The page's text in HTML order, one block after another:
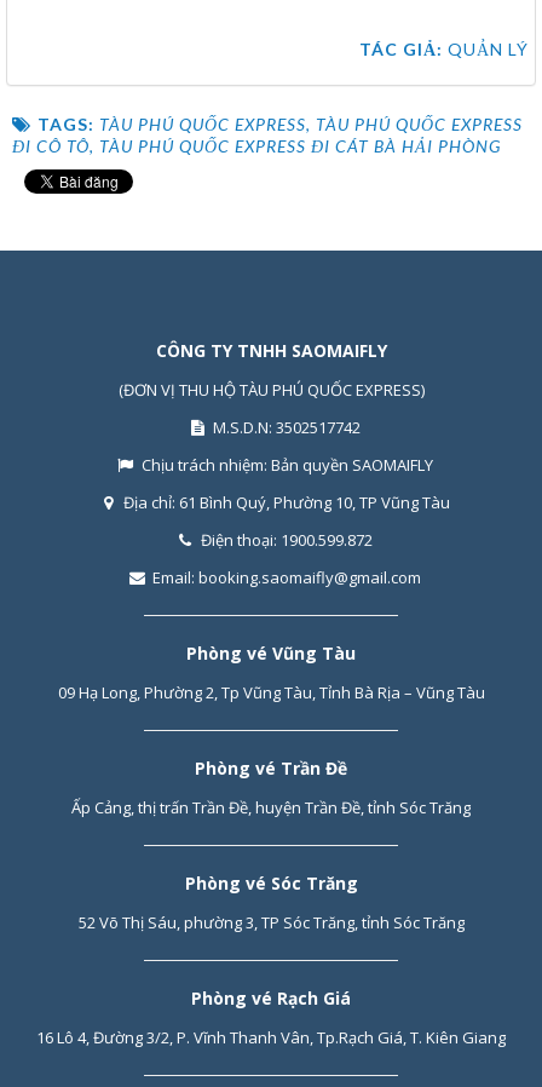
TÁC GIẢ: QUẢN LÝ
TAGS: TÀU PHÚ QUỐC EXPRESS, TÀU PHÚ QUỐC EXPRESS
ĐI CÔ TÔ, TÀU PHÚ QUỐC EXPRESS ĐI CÁT BÀ HẢI PHÒNG
CÔNG TY TNHH SAOMAIFLY
(ĐƠN VỊ THU HỘ TÀU PHÚ QUỐC EXPRESS)
M.S.D.N: 3502517742
Chịu trách nhiệm: Bản quyền SAOMAIFLY
Địa chỉ: 61 Bình Quý, Phường 10, TP Vũng Tàu
Điện thoại: 1900.599.872
Email: booking.saomaifly@gmail.com
Phòng vé Vũng Tàu
09 Hạ Long, Phường 2, Tp Vũng Tàu, Tỉnh Bà Rịa – Vũng Tàu
Phòng vé Trần Đề
Ấp Cảng, thị trấn Trần Đề, huyện Trần Đề, tỉnh Sóc Trăng
Phòng vé Sóc Trăng
52 Võ Thị Sáu, phường 3, TP Sóc Trăng, tỉnh Sóc Trăng
Phòng vé Rạch Giá
16 Lô 4, Đường 3/2, P. Vĩnh Thanh Vân, Tp.Rạch Giá, T. Kiên Giang